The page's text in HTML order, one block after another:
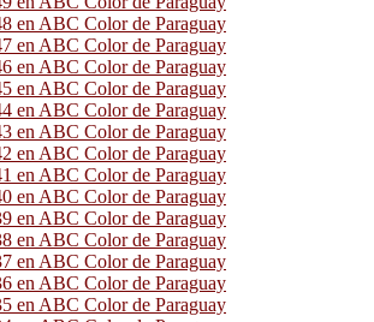
en ABC Color de Paraguay
en ABC Color de Paraguay
en ABC Color de Paraguay
en ABC Color de Paraguay
en ABC Color de Paraguay
en ABC Color de Paraguay
en ABC Color de Paraguay
en ABC Color de Paraguay
en ABC Color de Paraguay
en ABC Color de Paraguay
en ABC Color de Paraguay
en ABC Color de Paraguay
en ABC Color de Paraguay
en ABC Color de Paraguay